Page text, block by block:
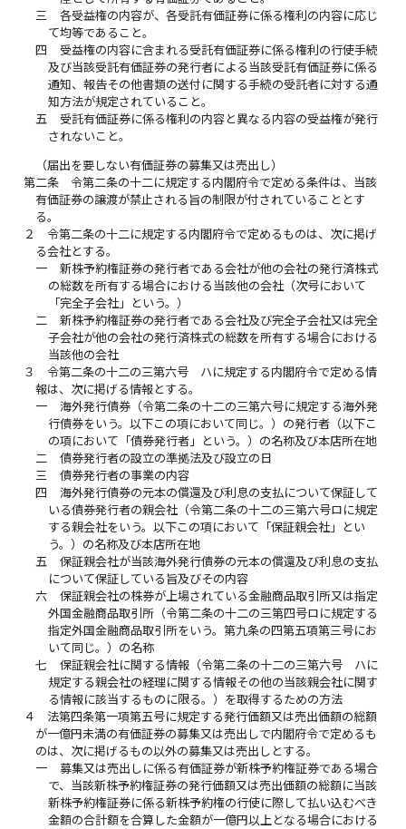
三
各受益権の内容が、各受託有価証券に係る権利の内容に応じ
て均等であること。
四
受益権の内容に含まれる受託有価証券に係る権利の行使手続
及び当該受託有価証券の発行者による当該受託有価証券に係る
通知、報告その他書類の送付に関する手続の受託者に対する通
知方法が規定されていること。
五
受託有価証券に係る権利の内容と異なる内容の受益権が発行
されないこと。
（届出を要しない有価証券の募集又は売出し）
第二条
令第二条の十二に規定する内閣府令で定める条件は、当該
有価証券の譲渡が禁止される旨の制限が付されていることとす
る。
２
令第二条の十二に規定する内閣府令で定めるものは、次に掲げ
る会社とする。
一
新株予約権証券の発行者である会社が他の会社の発行済株式
の総数を所有する場合における当該他の会社（次号において
「完全子会社」という。）
二
新株予約権証券の発行者である会社及び完全子会社又は完全
子会社が他の会社の発行済株式の総数を所有する場合における
当該他の会社
３
令第二条の十二の三第六号 ハに規定する内閣府令で定める情
報は、次に掲げる情報とする。
一
海外発行債券（令第二条の十二の三第六号に規定する海外発
行債券をいう。以下この項において同じ。）の発行者（以下こ
の項において「債券発行者」という。）の名称及び本店所在地
二
債券発行者の設立の準拠法及び設立の日
三
債券発行者の事業の内容
四
海外発行債券の元本の償還及び利息の支払について保証して
いる債券発行者の親会社（令第二条の十二の三第六号ロに規定
する親会社をいう。以下この項において「保証親会社」とい
う。）の名称及び本店所在地
五
保証親会社が当該海外発行債券の元本の償還及び利息の支払
について保証している旨及びその内容
六
保証親会社の株券が上場されている金融商品取引所又は指定
外国金融商品取引所（令第二条の十二の三第四号ロに規定する
指定外国金融商品取引所をいう。第九条の四第五項第三号にお
いて同じ。）の名称
七
保証親会社に関する情報（令第二条の十二の三第六号 ハに
規定する親会社の経理に関する情報その他の当該親会社に関す
る情報に該当するものに限る。）を取得するための方法
４
法第四条第一項第五号に規定する発行価額又は売出価額の総額
が一億円未満の有価証券の募集又は売出しで内閣府令で定めるも
のは、次に掲げるもの以外の募集又は売出しとする。
一
募集又は売出しに係る有価証券が新株予約権証券である場合
で、当該新株予約権証券の発行価額又は売出価額の総額に当該
新株予約権証券に係る新株予約権の行使に際して払い込むべき
金額の合計額を合算した金額が一億円以上となる場合における